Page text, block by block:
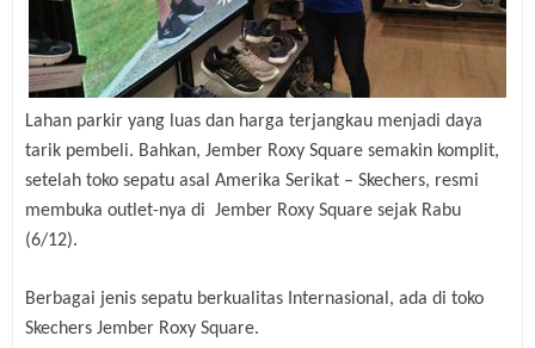
Lahan parkir yang luas dan harga terjangkau menjadi daya
tarik pembeli. Bahkan, Jember Roxy Square semakin komplit,
setelah toko sepatu asal Amerika Serikat – Skechers, resmi
membuka outlet-nya di Jember Roxy Square sejak Rabu
(6/12).
Berbagai jenis sepatu berkualitas Internasional, ada di toko
Skechers Jember Roxy Square.